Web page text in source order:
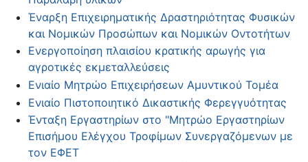
Έναρξη Επιχειρηματικής Δραστηριότητας Φυσικών
και Νομικών Προσώπων και Νομικών Οντοτήτων
Ενεργοποίηση πλαισίου κρατικής αρωγής για
αγροτικές εκμεταλλεύσεις
Ενιαίο Μητρώο Επιχειρήσεων Αμυντικού Τομέα
Ενιαίο Πιστοποιητικό Δικαστικής Φερεγγυότητας
Ένταξη Εργαστηρίων στο "Μητρώο Εργαστηρίων
Επισήμου Ελέγχου Τροφίμων Συνεργαζόμενων με
τον ΕΦΕΤ